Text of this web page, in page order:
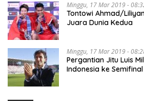
Minggu, 17 Mar 2019 -
Tontowi Ahmad/
Juara Dunia Kedua
Minggu, 17 Mar 2019 -
Pergantian Jitu Luis
Indonesia ke Semifinal